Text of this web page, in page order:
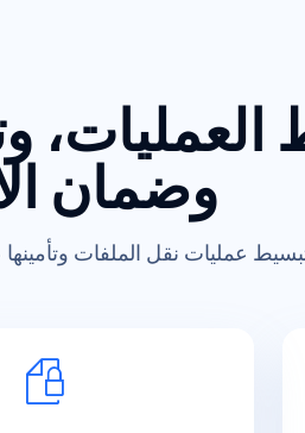
العمليات،
وضمان
عمليات نقل الملفات